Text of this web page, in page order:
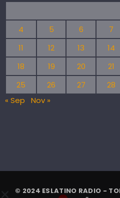
4
5 6 7
11
12 13 14
18
19 20 21
25
26 27 28
« Sep
Nov »
© 2024 ESLATINO RADIO -